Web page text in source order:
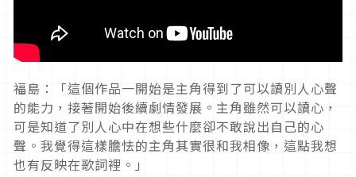
福島：「這個作品一開始是主角得到了可以讀別人心聲
的能力，接著開始後續劇情發展。主角雖然可以讀心，
可是知道了別人心中在想些什麼卻不敢說出自己的心
聲。我覺得這樣膽怯的主角其實很和我相像，這點我想
也有反映在歌詞裡。」